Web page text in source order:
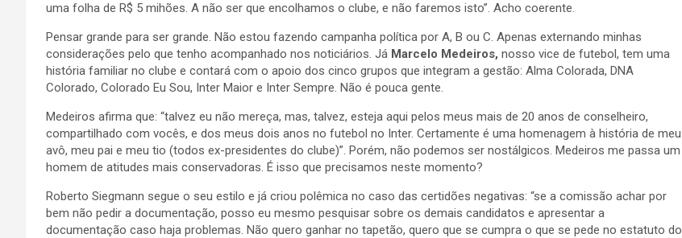
uma folha de R$ 5 mihões. A não ser que encolhamos o clube, e não faremos isto”. Acho coerente.
Pensar grande para ser grande. Não estou fazendo campanha política por A, B ou C. Apenas externando minhas
considerações pelo que tenho acompanhado nos noticiários. Já Marcelo Medeiros, nosso vice de futebol, tem uma
história familiar no clube e contará com o apoio dos cinco grupos que integram a gestão: Alma Colorada, DNA
Colorado, Colorado Eu Sou, Inter Maior e Inter Sempre. Não é pouca gente.
Medeiros afirma que: “talvez eu não mereça, mas, talvez, esteja aqui pelos meus mais de 20 anos de conselheiro,
compartilhado com vocês, e dos meus dois anos no futebol no Inter. Certamente é uma homenagem à história de meu
avô, meu pai e meu tio (todos ex-presidentes do clube)”. Porém, não podemos ser nostálgicos. Medeiros me passa um
homem de atitudes mais conservadoras. É isso que precisamos neste momento?
Roberto Siegmann segue o seu estilo e já criou polêmica no caso das certidões negativas: “se a comissão achar por
bem não pedir a documentação, posso eu mesmo pesquisar sobre os demais candidatos e apresentar a
documentação caso haja problemas. Não quero ganhar no tapetão, quero que se cumpra o que se pede no estatuto do